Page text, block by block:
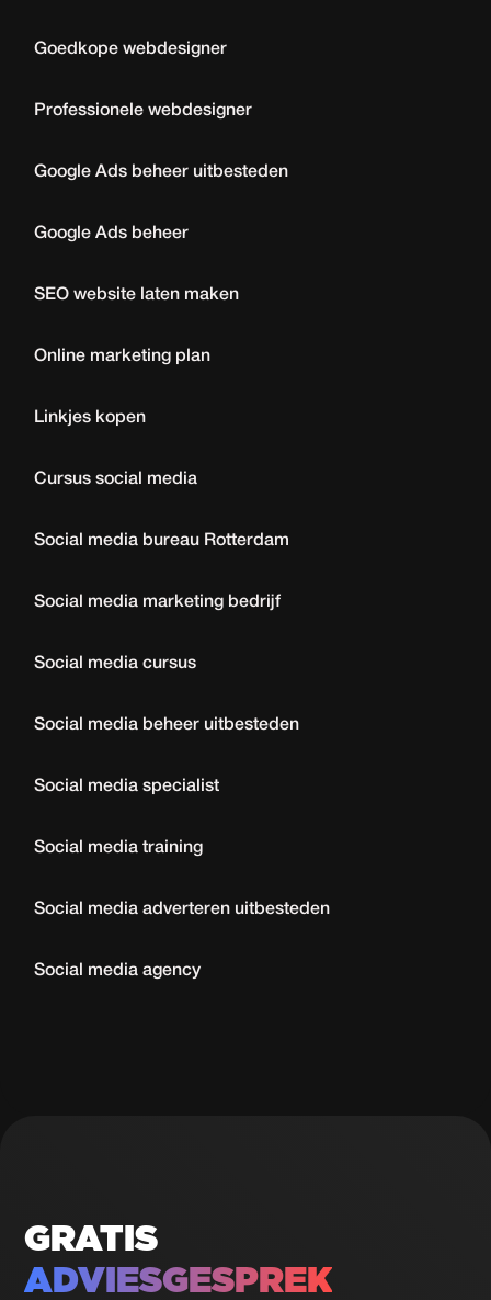
Goedkope webdesigner
Professionele webdesigner
Google Ads beheer uitbesteden
Google Ads beheer
SEO website laten maken
Online marketing plan
Linkjes kopen
Cursus social media
Social media bureau Rotterdam
Social media marketing bedrijf
Social media cursus
Social media beheer uitbesteden
Social media specialist
Social media training
Social media adverteren uitbesteden
Social media agency
GRATIS
ADVIESGESPREK